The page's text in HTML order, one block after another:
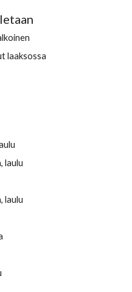
laaksossa
laulu
laulu